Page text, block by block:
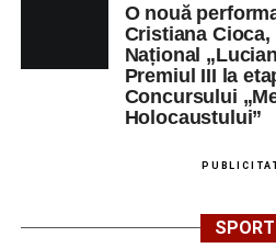
Ora 11:00 – Aula
prieteniei”, întâlnire
orașelor înfrățite;
Ora 19:00 –
care împlinesc 50 de ani
Cooperativa 9;
O nouă
Cristiana
Național
Premiul III la
Concursului
Holocaustului”
SPORT